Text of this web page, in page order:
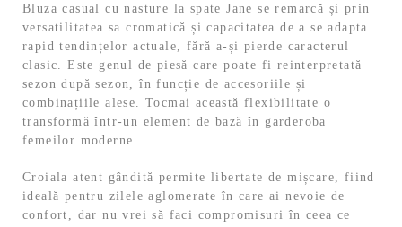
Bluza casual cu nasture la spate Jane se remarcă și prin
versatilitatea sa cromatică și capacitatea de a se adapta
rapid tendințelor actuale, fără a-și pierde caracterul
clasic. Este genul de piesă care poate fi reinterpretată
sezon după sezon, în funcție de accesoriile și
combinațiile alese. Tocmai această flexibilitate o
transformă într-un element de bază în garderoba
femeilor moderne.
Croiala atent gândită permite libertate de mișcare, fiind
ideală pentru zilele aglomerate în care ai nevoie de
confort, dar nu vrei să faci compromisuri în ceea ce